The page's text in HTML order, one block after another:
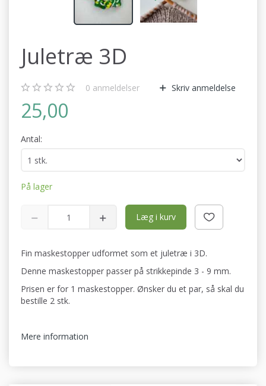
Juletræ 3D
0 anmeldelser Skriv anmeldelse
25,00
Antal:
På lager
Læg i kurv
Fin maskestopper udformet som et juletræ i 3D.
Denne maskestopper passer på strikkepinde 3 - 9 mm.
Prisen er for 1 maskestopper. Ønsker du et par, så skal du
bestille 2 stk.
Mere information